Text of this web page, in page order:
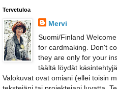
Tervetuloa
Mervi
Suomi/Finland
for cardmaking. Don't
they are only for your
täältä löydät
Valokuvat ovat omiani (ellei toisin